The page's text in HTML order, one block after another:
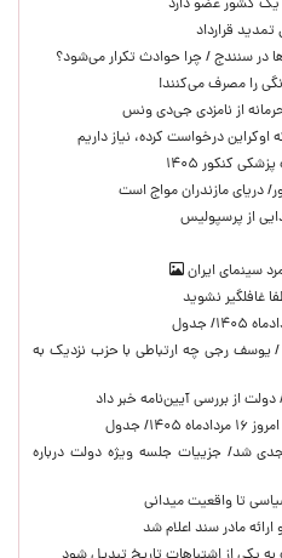
یک کشور عضو دارد
تمدید قرارداد
درخواست کرده، نیاز داریم
کنکور ۱۴۰۵
دریای مازندران مواج است
از پرسپولیس
سینمای ایران
غافلگیر نشوید
/ یوسف رجی چه ارتباطی با حزب نزدیک به
از بررسی آیین‌نامه خبر داد
جدول
جدی شد/ جزییات جلسه ویژه دولت درباره
تا واقعیت میدانی